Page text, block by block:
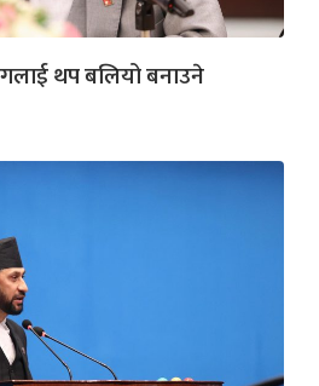
थप बलियो बनाउने